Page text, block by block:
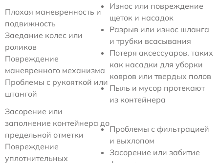
Плохая маневренность и
подвижность
Заедание колес или
роликов
Повреждение
маневренного механизма
Проблемы с рукояткой или
штангой
Износ или повреждение
щеток и насадок
Разрыв или износ шланга
и трубки всасывания
Потеря аксессуаров, таких
как насадки для уборки
ковров или твердых полов
Пыль и мусор протекают
из контейнера
Засорение или
заполнение контейнера до
предельной отметки
Повреждение
уплотнительных
Проблемы с фильтрацией
и выхлопом
Засорение или забитие